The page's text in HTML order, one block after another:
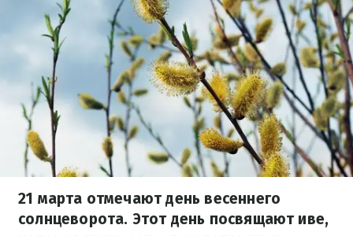
21 марта отмечают день весеннего
солнцеворота. Этот день посвящают иве,